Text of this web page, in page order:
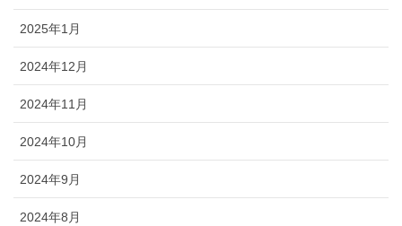
2025年1月
2024年12月
2024年11月
2024年10月
2024年9月
2024年8月